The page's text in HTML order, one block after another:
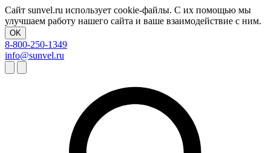
Сайт sunvel.ru использует cookie-файлы. С их помощью мы
улучшаем работу нашего сайта и ваше взаимодействие с ним.
OK
8-800-250-1349
info@sunvel.ru